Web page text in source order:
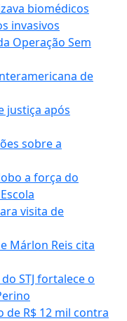
biomédicos
invasivos
Operação Sem
de
justiça após
sobre a
a força do
visita de
Márlon Reis cita
STJ fortalece o
de R$ 12 mil contra